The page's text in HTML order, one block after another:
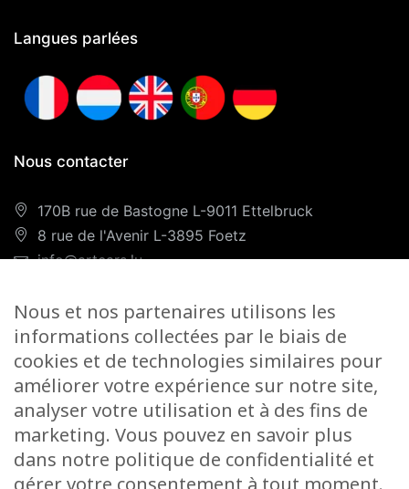
Langues parlées
Nous contacter
170B rue de Bastogne L-9011 Ettelbruck
8 rue de l'Avenir L-3895 Foetz
info@artcars.lu
GSM : +352 661 701 701
Nos horaires
Lundi-Vendredi :9H00/12H00 & 13H00/18H00
Samedi :
Foetz : 9H00/12H00
Ettelbruck :9H00/12H00
Nous et nos partenaires utilisons les
informations collectées par le biais de
cookies et de technologies similaires pour
améliorer votre expérience sur notre site,
analyser votre utilisation et à des fins de
marketing. Vous pouvez en savoir plus
dans notre politique de confidentialité et
gérer votre consentement à tout moment.